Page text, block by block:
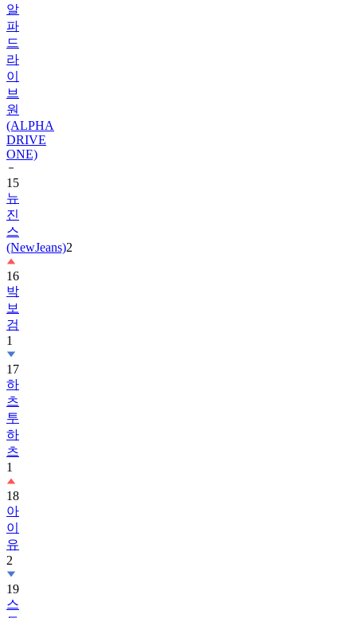
드
라
이
브
원
(ALPHA
DRIVE
ONE)
15
뉴
진
스
(NewJeans)
16
박
보
검
1
17
하
츠
투
하
츠
1
18
아
이
유
2
19
스
트
레